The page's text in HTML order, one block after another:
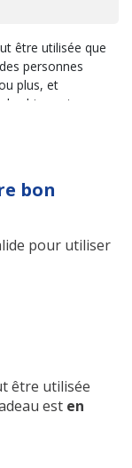
être utilisée que
personnes
plus, et
biens et
Twitch, ou
ou
être utilisée pour
cadeaux.
et la valeur
pas. Cette
cadeau comme
bon
pour utiliser
être utilisée
est en